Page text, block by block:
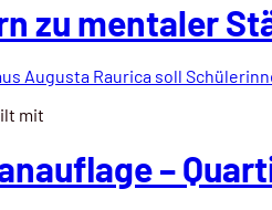
zu mentaler
Augusta Raurica soll
–